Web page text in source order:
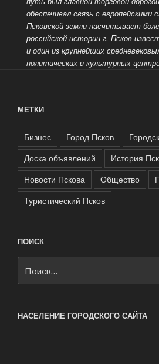
обеспечивал связь с
Псковской земли насчитывает
российской истории г. Псков
и один из крупнейших
политических и культурных
МЕТКИ
Бизнес Город Псков
Доска объявлений
История
Новости Пскова
Общество
Туристический Псков
ПОИСК
НАСЕЛЕНИЕ ГОРОДСКОГО САЙТА